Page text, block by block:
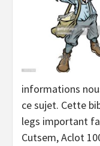
informations
ce sujet. Cette
legs important
Cutsem, Aclot